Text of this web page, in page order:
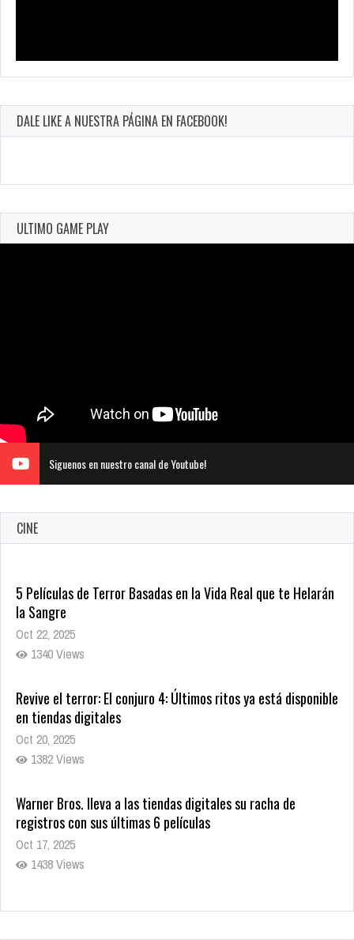
DALE LIKE A NUESTRA PÁGINA EN FACEBOOK!
ULTIMO GAME PLAY
Siguenos en nuestro canal de Youtube!
CINE
5 Películas de Terror Basadas en la Vida Real que te Helarán
la Sangre
Oct 22, 2025
1340 Views
Revive el terror: El conjuro 4: Últimos ritos ya está disponible
en tiendas digitales
Oct 20, 2025
1382 Views
Warner Bros. lleva a las tiendas digitales su racha de
registros con sus últimas 6 películas
Oct 17, 2025
1438 Views
CRUNCHYROLL ANUNCIA FECHA DE ESTRENO EN CINES DE